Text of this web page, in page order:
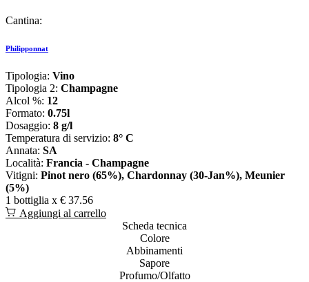
Cantina:
Philipponnat
Tipologia: Vino
Tipologia 2: Champagne
Alcol %: 12
Formato: 0.75l
Dosaggio: 8 g/l
Temperatura di servizio: 8° C
Annata: SA
Località: Francia - Champagne
Vitigni: Pinot nero (65%), Chardonnay (30-Jan%), Meunier
(5%)
1 bottiglia x € 37.56
Aggiungi al carrello
Scheda tecnica
Colore
Abbinamenti
Sapore
Profumo/Olfatto